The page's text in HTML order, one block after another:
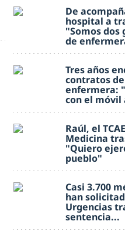
De
hospital a
"Somos dos
de
Tres años
contratos
enfermera:
con el móvil
Raúl, el
Medicina
"Quiero
pueblo"
Casi 3.700
han
Urgencias
sentencia...